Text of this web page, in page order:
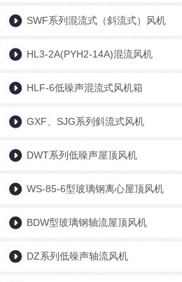
SWF系列混流式（斜流式）风机
HL3-2A(PYH2-14A)混流风机
HLF-6低噪声混流式风机箱
GXF、SJG系列斜流式风机
DWT系列低噪声屋顶风机
WS-85-6型玻璃钢离心屋顶风机
BDW型玻璃钢轴流屋顶风机
DZ系列低噪声轴流风机